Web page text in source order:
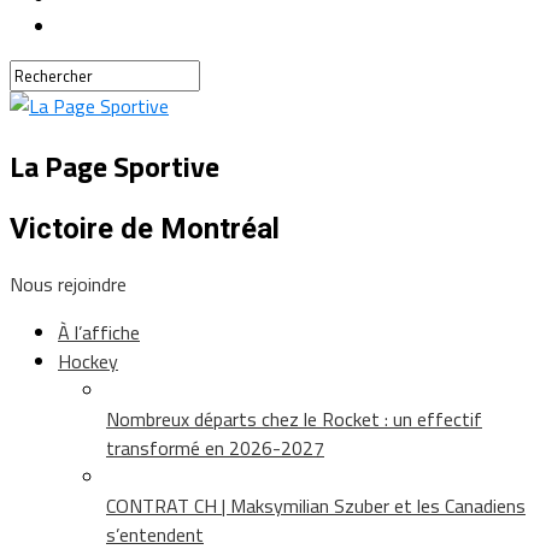
La Page Sportive
Victoire de Montréal
Nous rejoindre
À l’affiche
Hockey
Nombreux départs chez le Rocket : un effectif
transformé en 2026-2027
CONTRAT CH | Maksymilian Szuber et les Canadiens
s’entendent